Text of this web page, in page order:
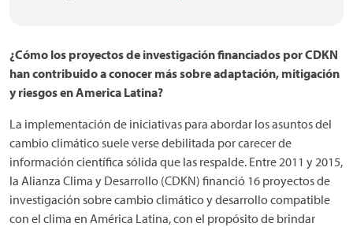
¿Cómo los proyectos de investigación financiados por CDKN
han contribuido a conocer más sobre adaptación, mitigación
y riesgos en America Latina?
La implementación de iniciativas para abordar los asuntos del
cambio climático suele verse debilitada por carecer de
información científica sólida que las respalde. Entre 2011 y 2015,
la Alianza Clima y Desarrollo (CDKN) financió 16 proyectos de
investigación sobre cambio climático y desarrollo compatible
con el clima en América Latina, con el propósito de brindar